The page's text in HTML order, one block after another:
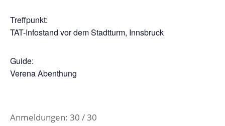
Treffpunkt:
TAT-Infostand vor dem Stadtturm, Innsbruck
Guide:
Verena Abenthung
Anmeldungen: 30 / 30